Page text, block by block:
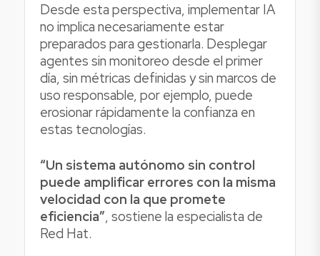
Desde esta perspectiva, implementar IA
no implica necesariamente estar
preparados para gestionarla. Desplegar
agentes sin monitoreo desde el primer
día, sin métricas definidas y sin marcos de
uso responsable, por ejemplo, puede
erosionar rápidamente la confianza en
estas tecnologías.
“Un sistema autónomo sin control
puede amplificar errores con la misma
velocidad con la que promete
eficiencia”, sostiene la especialista de
Red Hat.